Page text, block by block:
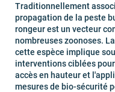
Traditionnellement
propagation de la peste
rongeur est un vecteur
nombreuses zoonoses.
cette espèce implique
interventions ciblées
accès en hauteur et
mesures de bio-sécurité